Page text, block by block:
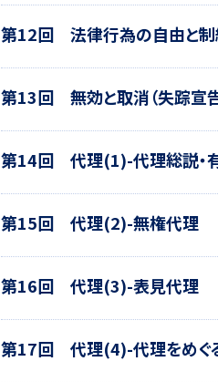
第12回 法律行為の自由と制
第13回 無効と取消（失踪宣
第14回 代理(1)-代理総説・
第15回 代理(2)-無権代理
第16回 代理(3)-表見代理
第17回 代理(4)-代理をめぐ